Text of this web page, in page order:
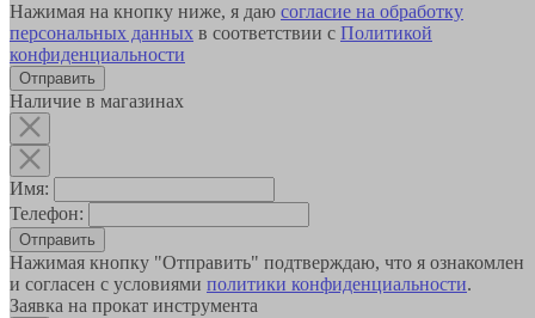
Нажимая на кнопку ниже, я даю согласие на обработку
персональных данных в соответствии с Политикой
конфиденциальности
Наличие в магазинах
Имя:
Телефон:
Отправить
Нажимая кнопку "Отправить" подтверждаю, что я ознакомлен
и согласен с условиями политики конфиденциальности.
Заявка на прокат инструмента